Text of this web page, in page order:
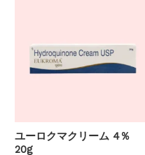
ユーロクマクリーム 4％
20g